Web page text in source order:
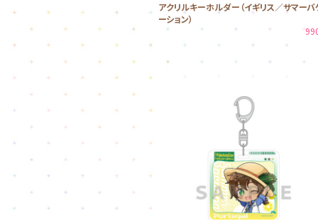
アクリルキーホルダー（イギリス／サマーバ
ーション）